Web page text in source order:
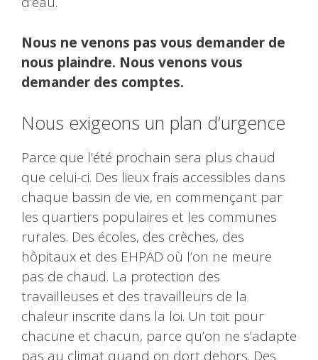
Nous ne venons pas vous demander de
nous plaindre. Nous venons vous
demander des comptes.
Nous exigeons un plan d’urgence
Parce que l’été prochain sera plus chaud
que celui-ci. Des lieux frais accessibles dans
chaque bassin de vie, en commençant par
les quartiers populaires et les communes
rurales. Des écoles, des crèches, des
hôpitaux et des EHPAD où l’on ne meure
pas de chaud. La protection des
travailleuses et des travailleurs de la
chaleur inscrite dans la loi. Un toit pour
chacune et chacun, parce qu’on ne s’adapte
pas au climat quand on dort dehors. Des